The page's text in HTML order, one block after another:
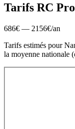
Tarifs RC Pro
686€ — 2156€/an
Tarifs estimés pour
la moyenne nationale